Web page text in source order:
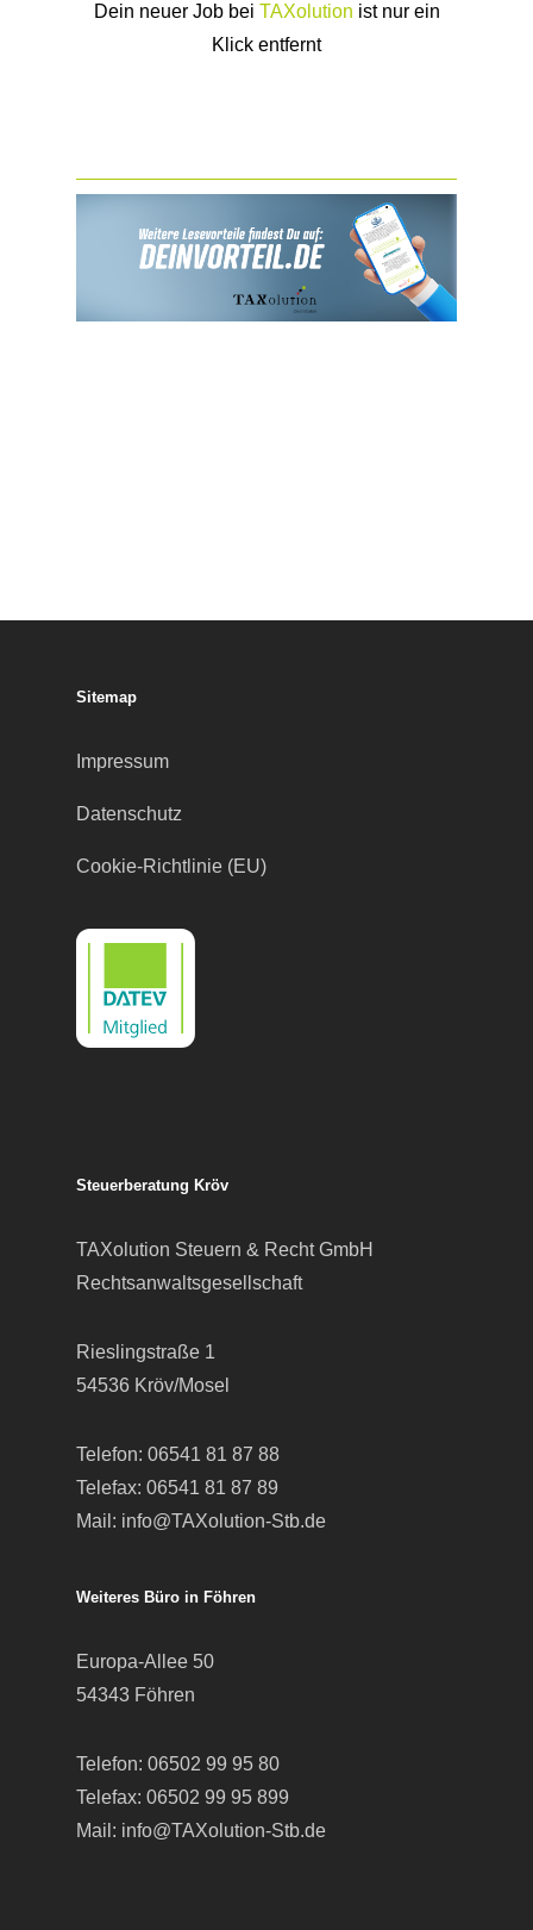
Dein neuer Job bei TAXolution ist nur ein
Klick entfernt
Sitemap
Impressum
Datenschutz
Cookie-Richtlinie (EU)
Steuerberatung Kröv
TAXolution Steuern & Recht GmbH
Rechtsanwaltsgesellschaft
Rieslingstraße 1
54536 Kröv/Mosel
Telefon: 06541 81 87 88
Telefax: 06541 81 87 89
Mail: info@TAXolution-Stb.de
Weiteres Büro in Föhren
Europa-Allee 50
54343 Föhren
Telefon: 06502 99 95 80
Telefax: 06502 99 95 899
Mail: info@TAXolution-Stb.de